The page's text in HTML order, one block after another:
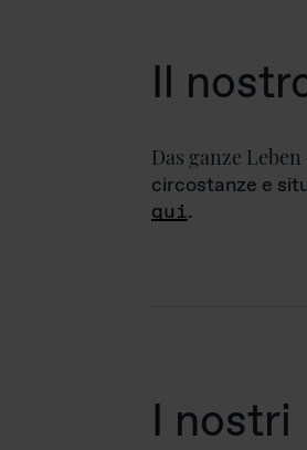
Il
Das ganze Leben
circostanze e
qui.
I nostri